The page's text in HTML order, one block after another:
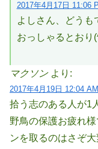
2017年4月17日 11:06
よしさん、どうも
おっしゃるとおり
マクソン より:
2017年4月19日 12:04 AM
拾う志のある人が1
野鳥の保護お疲れ
ンを取るのはさぞ大